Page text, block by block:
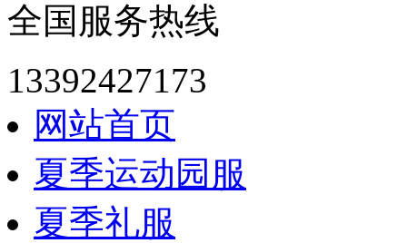
全国服务热线
13392427173
网站首页
夏季运动园服
夏季礼服